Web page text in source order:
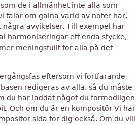
de i allmänhet inte alla som
talar om galna värld av noter här,
avvikelser. Till exempel har
harmoniseringar ett enda stycke,
meningsfullt för alla på det
eftersom vi fortfarande
redigeras av alla, så du måste
du har laddat något du förmodligen
Och om du är en kompositör Vi har
sida för dig också. Om du vill